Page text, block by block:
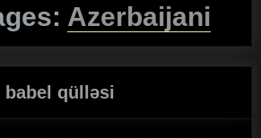
Azerbaijani
babel qülləsi